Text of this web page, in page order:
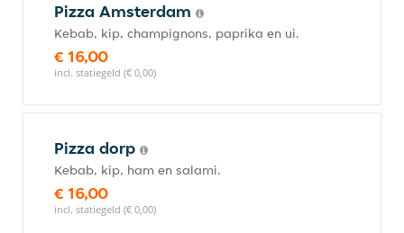
Pizza Amsterdam
Kebab, kip, champignons, paprika en ui.
€ 16,00
incl. statiegeld (€ 0,00)
Pizza dorp
Kebab, kip, ham en salami.
€ 16,00
incl. statiegeld (€ 0,00)